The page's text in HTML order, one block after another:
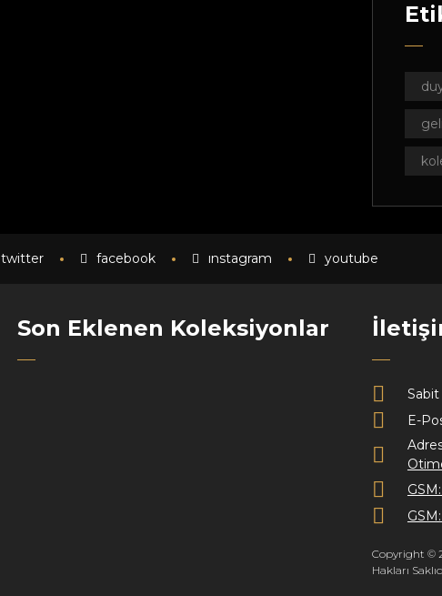
twitter facebook instagram youtube
Son Eklenen Koleksiyonlar
E-
Copyright ©
Hakları